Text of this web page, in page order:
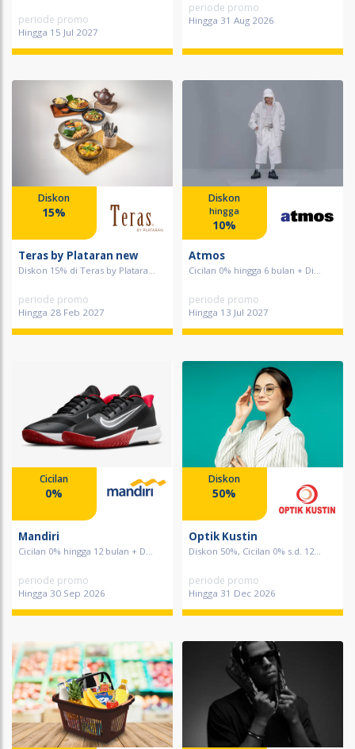
periode promo
Hingga 15 Jul 2027
periode promo
Hingga 31 Aug 2026
Diskon
15%
Teras by Plataran new
Diskon 15% di Teras by Platara...
periode promo
Hingga 28 Feb 2027
Diskon
hingga
10%
Atmos
Cicilan 0% hingga 6 bulan + Di...
periode promo
Hingga 13 Jul 2027
Cicilan
0%
Mandiri
Cicilan 0% hingga 12 bulan + D...
periode promo
Hingga 30 Sep 2026
Diskon
50%
Optik Kustin
Diskon 50%, Cicilan 0% s.d. 12...
periode promo
Hingga 31 Dec 2026